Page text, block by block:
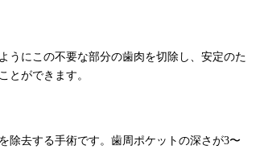
うにこの不要な部分の歯肉を切除し、安定のた
とができます。
除去する手術です。歯周ポケットの深さが3〜